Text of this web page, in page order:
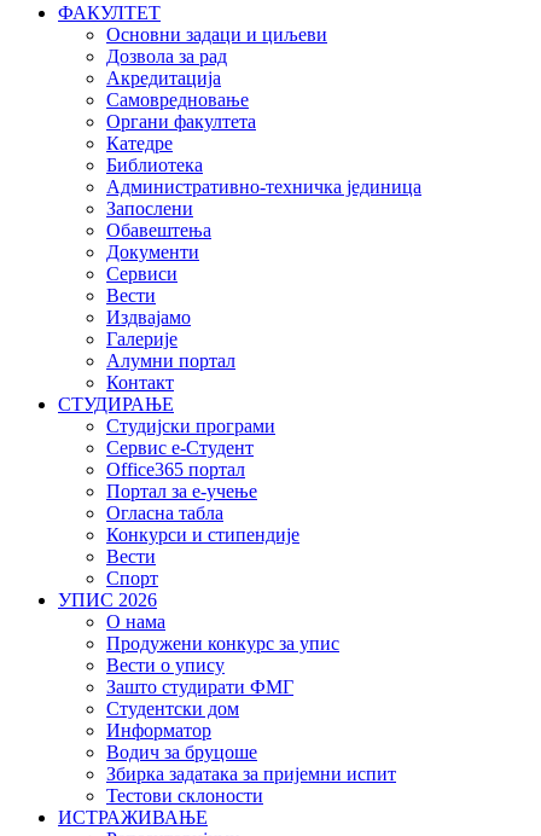
ФАКУЛТЕТ
Основни задаци и циљеви
Дозвола за рад
Акредитација
Самовредновање
Органи факултета
Катедре
Библиотека
Административно-техничка јединица
Запослени
Обавештења
Документи
Сервиси
Вести
Издвајамо
Галерије
Алумни портал
Контакт
СТУДИРАЊЕ
Студијски програми
Сервис е-Студент
Office365 портал
Портал за е-учење
Огласна табла
Конкурси и стипендије
Вести
Спорт
УПИС 2026
О нама
Продужени конкурс за упис
Вести о упису
Зашто студирати ФМГ
Студентски дом
Информатор
Водич за бруцоше
Збиркa задатака за пријемни испит
Тестови склоности
ИСТРАЖИВАЊЕ